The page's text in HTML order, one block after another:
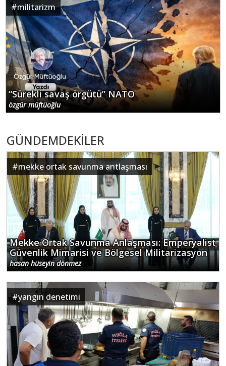
#militarizm
“Sürekli savaş örgütü” NATO
özgür müftüoğlu
GÜNDEMDEKİLER
#mekke ortak savunma antlaşması
Mekke Ortak Savunma Anlaşması: Emperyalist
Güvenlik Mimarisi ve Bölgesel Militarizasyon
hasan hüseyin dönmez
#yangın denetimi